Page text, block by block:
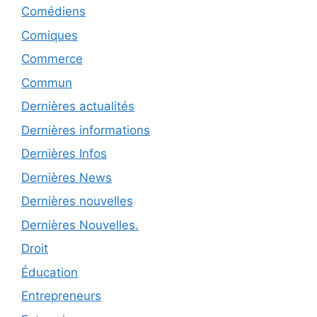
Comédiens
Comiques
Commerce
Commun
Dernières actualités
Dernières informations
Dernières Infos
Dernières News
Dernières nouvelles
Dernières Nouvelles.
Droit
Éducation
Entrepreneurs